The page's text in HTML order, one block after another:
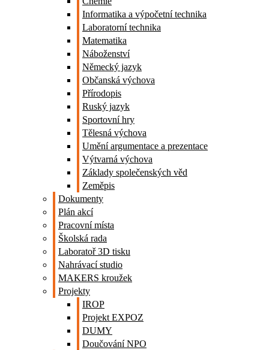
Informatika a výpočetní technika
Laboratorní technika
Matematika
Náboženství
Německý jazyk
Občanská výchova
Přírodopis
Ruský jazyk
Sportovní hry
Tělesná výchova
Umění argumentace a prezentace
Výtvarná výchova
Základy společenských věd
Zeměpis
Dokumenty
Plán akcí
Pracovní místa
Školská rada
Laboratoř 3D tisku
Nahrávací studio
MAKERS kroužek
Projekty
IROP
Projekt EXPOZ
DUMY
Doučování NPO